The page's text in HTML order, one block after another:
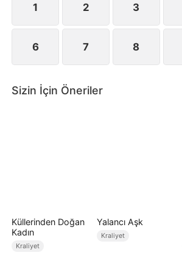
1 2 3
6 7 8
Sizin İçin Öneriler
Küllerinden Doğan
Kadın
Kraliyet
Yalancı Aşk
Kraliyet